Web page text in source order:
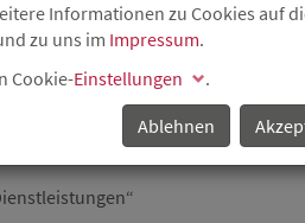
Informationen zu Cookies auf
zu uns im Impressum.
Cookie-Einstellungen
.
Ablehnen